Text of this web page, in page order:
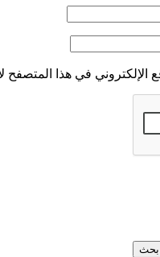
الإلكتروني في هذا المتصفح